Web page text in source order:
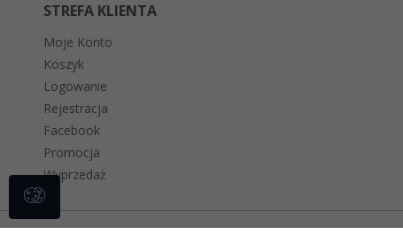
STREFA KLIENTA
Moje Konto
Koszyk
Logowanie
Rejestracja
Facebook
Promocja
Wyprzedaż